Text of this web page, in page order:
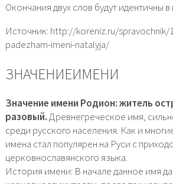
Окончания двух слов будут идентичны
Источник: http://koreniz.ru/spravochnik/
padezham-imeni-natalyja/
ЗНАЧЕНИЕИМЕНИ
Значение имени Родион: житель
разовый.Древнегреческое имя,
среди русского населения. Как и
имена стал популярен на Руси с
церковнославянского языка.
История имени: В начале данное имя